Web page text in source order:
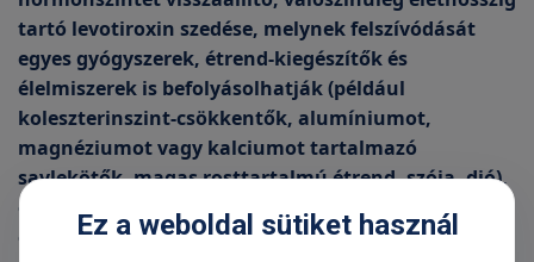
tartó levotiroxin szedése, melynek felszívódását
egyes gyógyszerek, étrend-kiegészítők és
élelmiszerek is befolyásolhatják (például
koleszterinszint-csökkentők, alumíniumot,
magnéziumot vagy kalciumot tartalmazó
savlekötők, magas rosttartalmú étrend, szója, dió),
ezért nem fogyaszthatók a gyógyszer bevételével
egyidőben.Ez a weboldal sütiket használ